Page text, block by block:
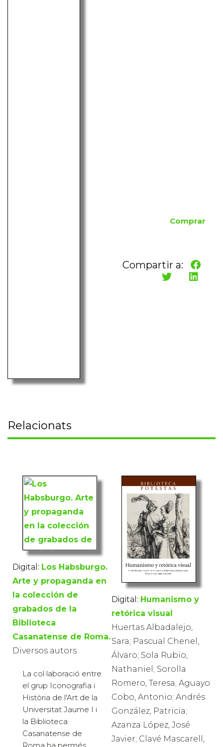
Comprar
Compartir a:
Relacionats
Digital: Los Habsburgo.
Arte y propaganda en
la colección de
grabados de la
Biblioteca
Casanatense de Roma.
Diversos autors
La col·laboració entre
el grup Iconografia i
Història de l'Art de la
Universitat Jaume I i
la Biblioteca
Casanatense de
Roma ha permés
Digital: Humanismo y
retórica visual
Huertas Albadalejo,
Sara; Pascual Chenel,
Álvaro; Sola Rubio,
Nathaniel; Sorolla
Romero, Teresa; Aguayo
Cobo, Antonio; Andrés
González, Patricia;
Azanza López, José
Javier; Clavé Mascarell,